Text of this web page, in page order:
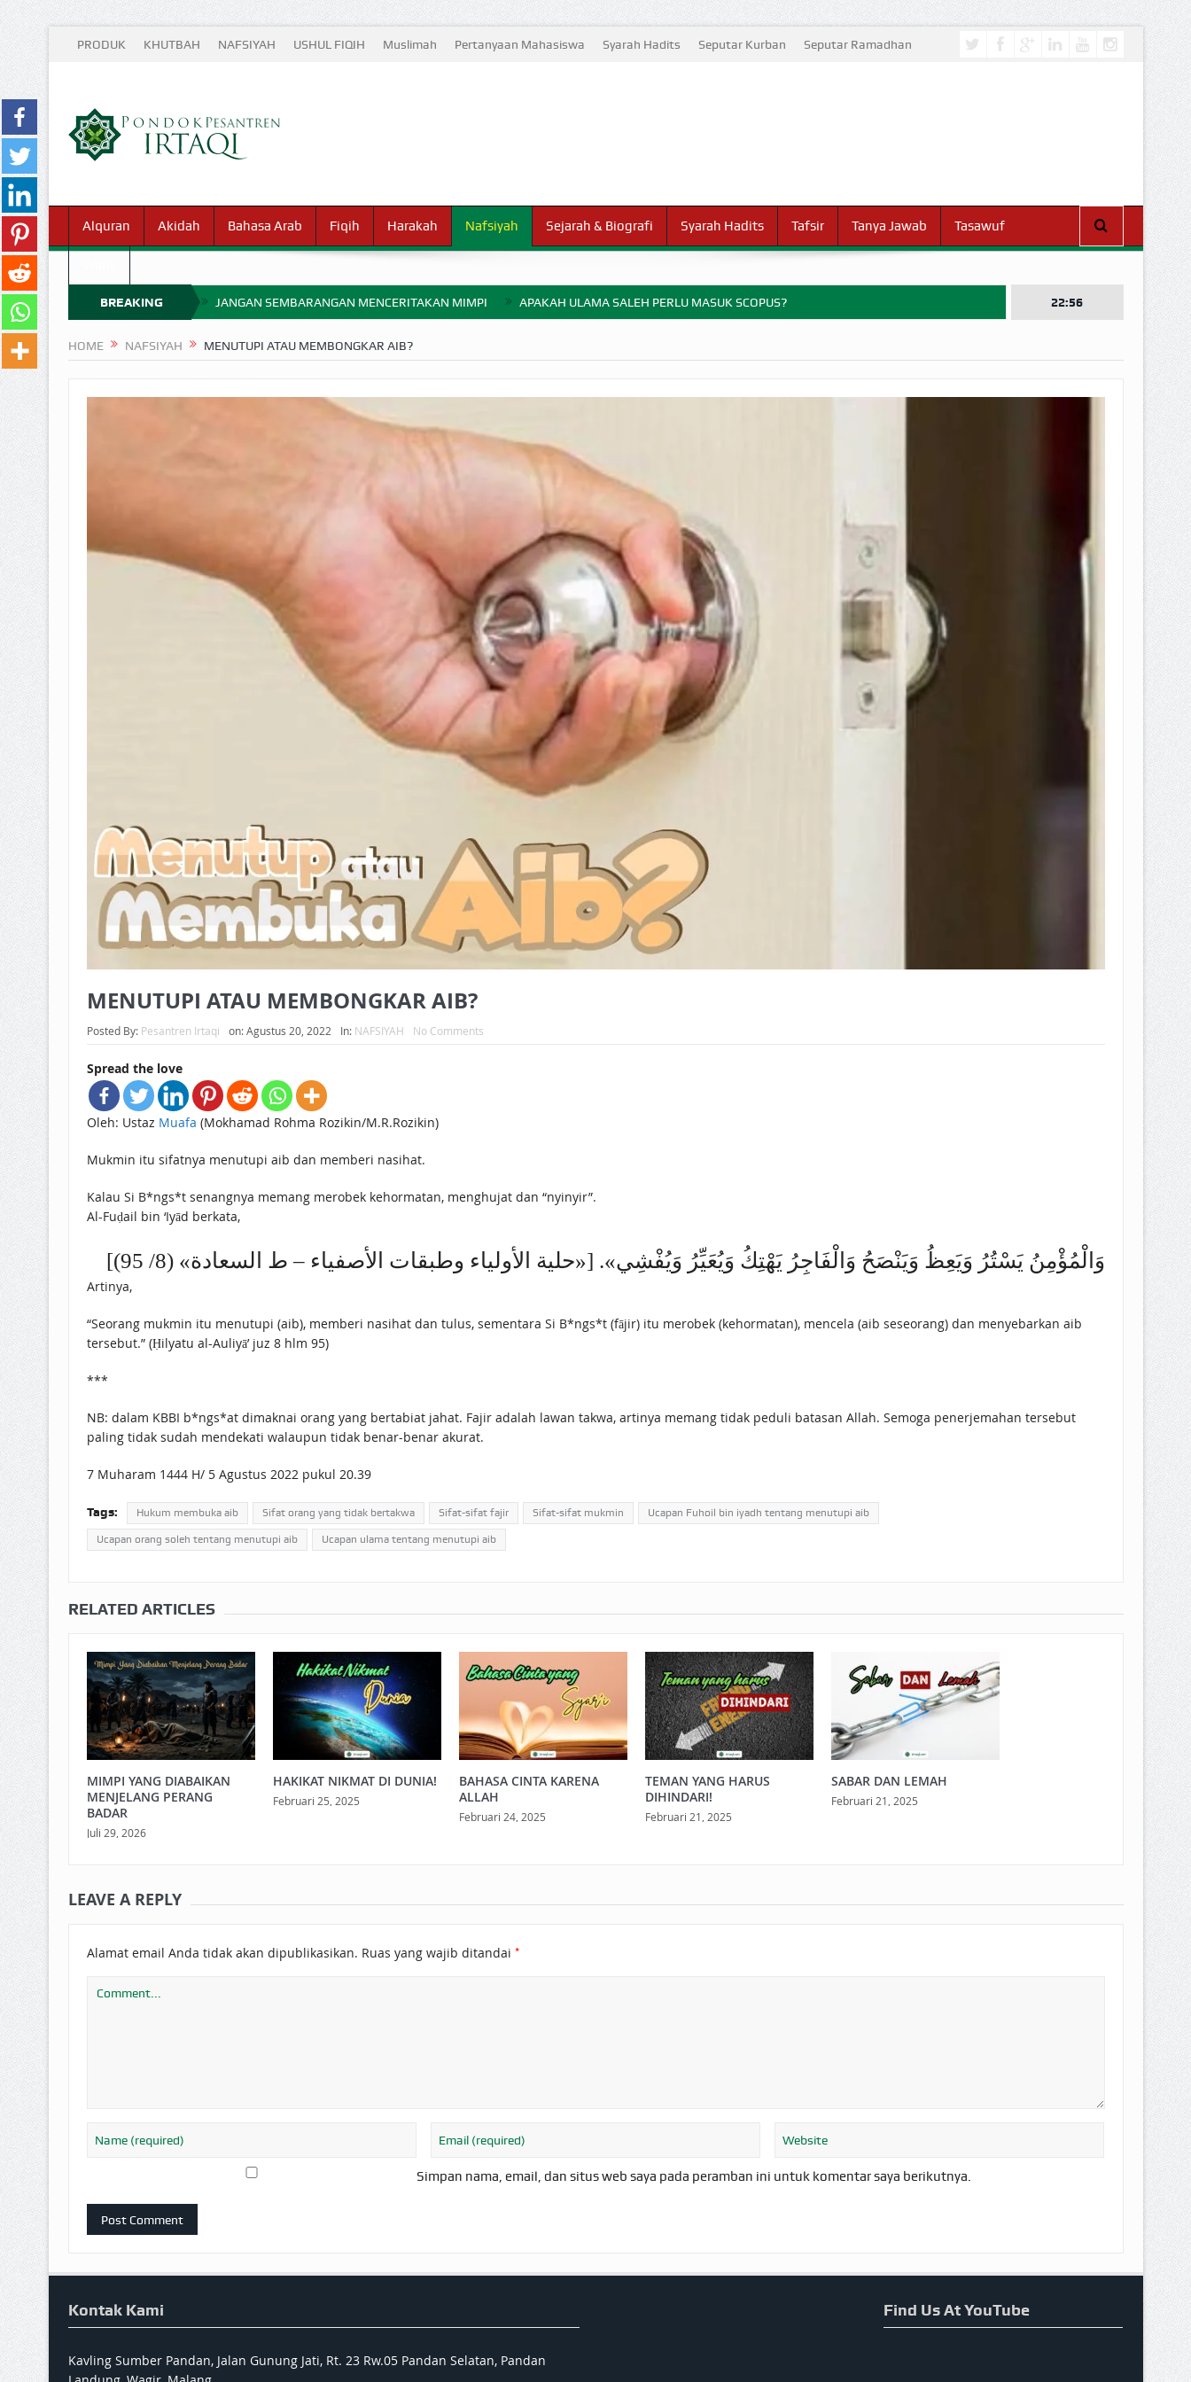
PRODUK KHUTBAH NAFSIYAH USHUL FIQIH Muslimah Pertanyaan Mahasiswa Syarah Hadits Seputar Kurban Seputar Ramadhan
Alquran Akidah Bahasa Arab Fiqih Harakah Nafsiyah Sejarah & Biografi Syarah Hadits Tafsir Tanya Jawab Tasawuf
BREAKING
NEWS
JANGAN SEMBARANGAN MENCERITAKAN MIMPI APAKAH ULAMA SALEH PERLU MASUK SCOPUS?
BAGAIMANA CARA MEMBAYAR ZAKAT UANG?
BAHASA CINTA KARENA ALLAH
22:56
HOME NAFSIYAH MENUTUPI ATAU MEMBONGKAR AIB?
MENUTUPI ATAU MEMBONGKAR AIB?
Posted By: Pesantren Irtaqi on:Agustus 20, 2022 In: NAFSIYAH No Comments
Spread the love
Oleh: Ustaz Muafa (Mokhamad Rohma Rozikin/M.R.Rozikin)
Mukmin itu sifatnya menutupi aib dan memberi nasihat.
Kalau Si B*ngs*t senangnya memang merobek kehormatan, menghujat dan “nyinyir”.
Al-Fuḍail bin ‘Iyād berkata,
وَالْمُؤْمِنُ ‌يَسْتُرُ وَيَعِظُ وَيَنْصَحُ وَالْفَاجِرُ يَهْتِكُ وَيُعَيِّرُ وَيُفْشِي». [«حلية الأولياء وطبقات الأصفياء – ط السعادة» (8/ 95)]
Artinya,
“Seorang mukmin itu menutupi (aib), memberi nasihat dan tulus, sementara Si B*ngs*t (fājir) itu merobek (kehormatan), mencela (aib seseorang) dan menyebarkan aib
tersebut.” (Ḥilyatu al-Auliyā’ juz 8 hlm 95)
***
NB: dalam KBBI b*ngs*at dimaknai orang yang bertabiat jahat. Fajir adalah lawan takwa, artinya memang tidak peduli batasan Allah. Semoga penerjemahan tersebut
paling tidak sudah mendekati walaupun tidak benar-benar akurat.
7 Muharam 1444 H/ 5 Agustus 2022 pukul 20.39
Tags: Hukum membuka aib Sifat orang yang tidak bertakwa Sifat-sifat fajir Sifat-sifat mukmin Ucapan Fuhoil bin iyadh tentang menutupi aib
Ucapan orang soleh tentang menutupi aib Ucapan ulama tentang menutupi aib
RELATED ARTICLES
MIMPI YANG DIABAIKAN
MENJELANG PERANG
BADAR
Juli 29, 2026
HAKIKAT NIKMAT DI DUNIA!
Februari 25, 2025
BAHASA CINTA KARENA
ALLAH
Februari 24, 2025
TEMAN YANG HARUS
DIHINDARI!
Februari 21, 2025
SABAR DAN LEMAH
Februari 21, 2025
LEAVE A REPLY
Alamat email Anda tidak akan dipublikasikan. Ruas yang wajib ditandai *
Simpan nama, email, dan situs web saya pada peramban ini untuk komentar saya berikutnya.
Kontak Kami
Kavling Sumber Pandan, Jalan Gunung Jati, Rt. 23 Rw.05 Pandan Selatan, Pandan
Find Us At YouTube